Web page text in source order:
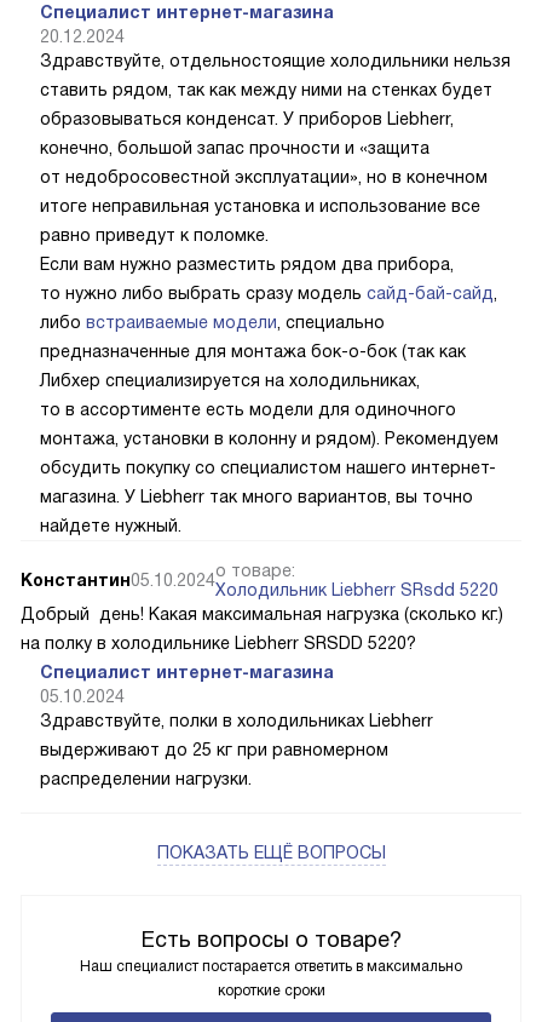
Есть вопросы о товаре?
Наш специалист постарается ответить в максимально
короткие сроки
Специалист интернет-магазина
20.12.2024
Здравствуйте, отдельностоящие холодильники нельзя
ставить рядом, так как между ними на стенках будет
образовываться конденсат. У приборов Liebherr,
конечно, большой запас прочности и «защита
от недобросовестной эксплуатации», но в конечном
итоге неправильная установка и использование все
равно приведут к поломке.
Если вам нужно разместить рядом два прибора,
то нужно либо выбрать сразу модель сайд-бай-сайд
либо встраиваемые модели , специально
предназначенные для монтажа бок-о-бок (так как
Либхер специализируется на холодильниках,
то в ассортименте есть модели для одиночного
монтажа, установки в колонну и рядом). Рекомендуем
обсудить покупку со специалистом нашего интернет-
магазина. У Liebherr так много вариантов, вы точно
найдете нужный.
Константин05.10.2024о товаре:
Холодильник Liebherr SRsdd 5220
Добрый день! Какая максимальная нагрузка (сколько кг.)
на полку в холодильнике Liebherr SRSDD 5220?
Специалист интернет-магазина
05.10.2024
Здравствуйте, полки в холодильниках Liebherr
выдерживают до 25 кг при равномерном
распределении нагрузки.
ПОКАЗАТЬ ЕЩЁ ВОПРОСЫ